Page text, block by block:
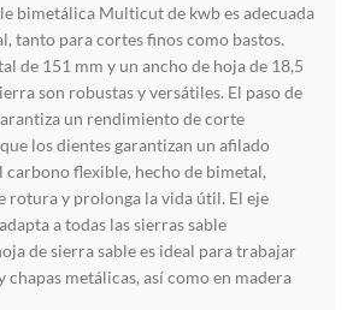
bimetálica Multicut de kwb es adecuada
tanto para cortes finos como bastos.
de 151 mm y un ancho de hoja de 18,5
son robustas y versátiles. El paso de
un rendimiento de corte
los dientes garantizan un afilado
carbono flexible, hecho de bimetal,
rotura y prolonga la vida útil. El eje
a todas las sierras sable
de sierra sable es ideal para trabajar
chapas metálicas, así como en madera